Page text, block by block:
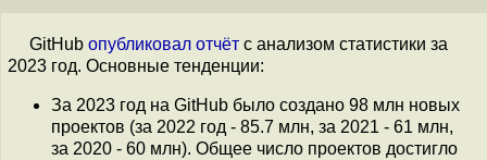
GitHub опубликовал отчёт с анализом статистики за
2023 год. Основные тенденции:
За 2023 год на GitHub было создано 98 млн новых
проектов (за 2022 год - 85.7 млн, за 2021 - 61 млн,
за 2020 - 60 млн). Общее число проектов достигло